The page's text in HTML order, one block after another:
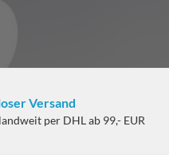
Versand
per DHL ab 99,- EUR